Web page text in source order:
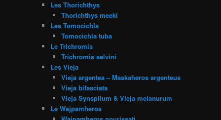
Les Thorichthys
Thorichthys meeki
Les Tomocichla
Tomocichla tuba
Le Trichromis
Trichromis salvini
Les Vieja
Vieja argentea – Maskaheros argenteus
Vieja bifasciata
Vieja Synspilum & Vieja melanurum
Le Wajpamheros